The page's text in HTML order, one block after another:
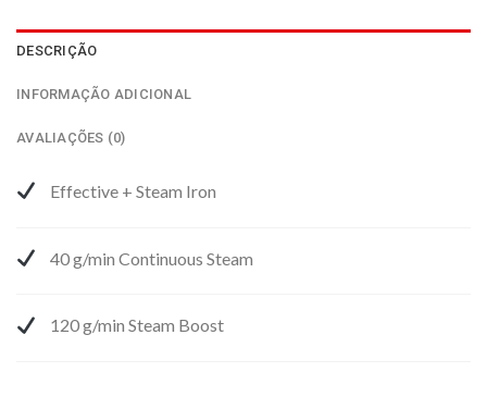
DESCRIÇÃO
INFORMAÇÃO ADICIONAL
AVALIAÇÕES (0)
Effective + Steam Iron
40 g/min Continuous Steam
120 g/min Steam Boost